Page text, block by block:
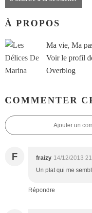
À PROPOS
Ma vie, Ma
Voir le profil
Overblog
COMMENTER
Ajouter un
F fraizy 14/12/2013
Un plat qui me
Répondre